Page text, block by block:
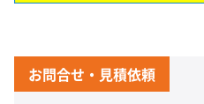
お問合せ・見積依頼